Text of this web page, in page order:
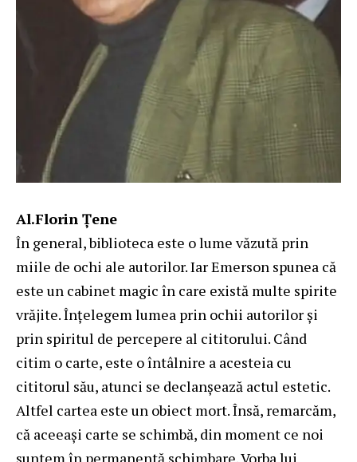
Al.Florin Țene
În general, biblioteca este o lume văzută prin
miile de ochi ale autorilor. Iar Emerson spunea că
este un cabinet magic în care există multe spirite
vrăjite. Înţelegem lumea prin ochii autorilor şi
prin spiritul de percepere al cititorului. Când
citim o carte, este o întâlnire a acesteia cu
cititorul său, atunci se declanşează actul estetic.
Altfel cartea este un obiect mort. Însă, remarcăm,
că aceeaşi carte se schimbă, din moment ce noi
suntem în permanentă schimbare. Vorba lui